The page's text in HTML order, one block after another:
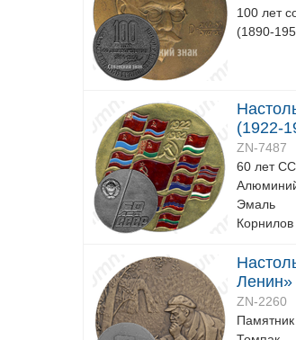
100 лет
(1890-
(1922-
ZN-7487
60 лет
Эмаль
Корнилов
Ленин»
ZN-2260